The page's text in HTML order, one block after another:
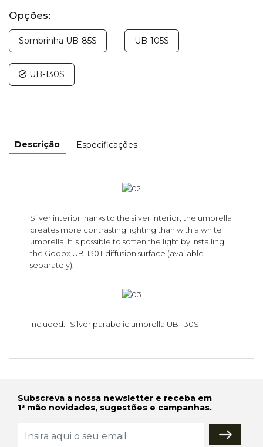
Opções:
Sombrinha UB-85S UB-105S
UB-130S
Descrição Especificações
Silver interiorThanks to the silver interior, the umbrella
creates more contrasting lighting than with a white
umbrella. It is possible to soften the light by installing
the Godox UB-130T diffusion surface (available
separately).
Included:- Silver parabolic umbrella UB-130S
Subscreva a nossa newsletter e receba em
1ª mão novidades, sugestões e campanhas.